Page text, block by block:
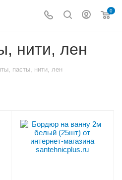
0
нити, лен
пасты, нити, лен